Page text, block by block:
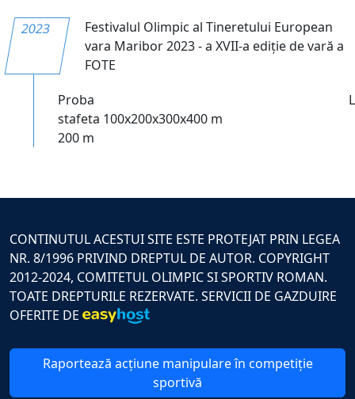
2023
Festivalul Olimpic al Tineretului European
vara Maribor 2023 - a XVII-a ediție de vară a
FOTE
Proba
stafeta 100x200x300x400 m
200 m
CONTINUTUL ACESTUI SITE ESTE PROTEJAT PRIN LEGEA
NR. 8/1996 PRIVIND DREPTUL DE AUTOR. COPYRIGHT
2012-2024, COMITETUL OLIMPIC SI SPORTIV ROMAN.
TOATE DREPTURILE REZERVATE. SERVICII DE GAZDUIRE
OFERITE DE
Raportează acțiune manipulare în competiție
sportivă